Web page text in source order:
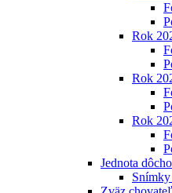
Rok
Rok
Rok
Jednota